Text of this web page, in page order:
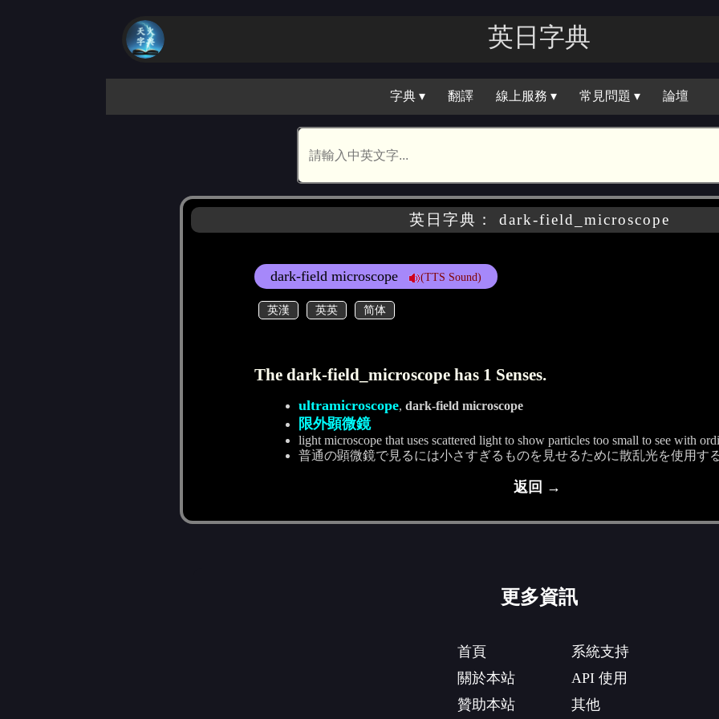
英日字典
字典 ▾ 翻譯 線上服務 ▾ 常見問題 ▾ 論壇
英日字典： dark-field_microscope
dark-field microscope (TTS Sound)
英漢 英英 简体
The dark-field_microscope has 1 Senses.
ultramicroscope, dark-field microscope
限外顕微鏡
light microscope that uses scattered light to show particles too small to see with
普通の顕微鏡で見るには小さすぎるものを見せるために散乱光を使用す
返回 →
更多資訊
首頁
關於本站
贊助本站
系統支持
API 使用
其他